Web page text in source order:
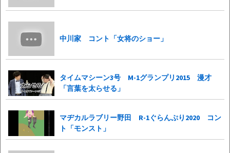
中川家 コント「女将のショー」
タイムマシーン3号 M-1グランプリ2015 漫才
「言葉を太らせる」
マヂカルラブリー野田 R-1ぐらんぷり2020 コン
ト「モンスト」